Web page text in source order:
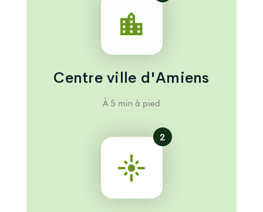
Centre ville d'Amiens
À 5 min à pied
2